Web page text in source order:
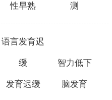
性早熟 测
语言发育迟
缓 智力低下
发育迟缓 脑发育